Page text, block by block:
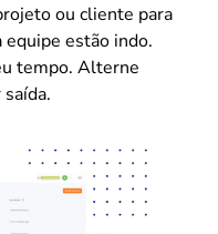
ou cliente para
equipe estão indo.
tempo. Alterne